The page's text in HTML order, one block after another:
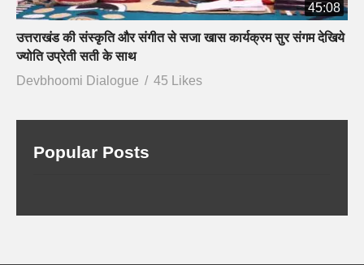
45:08
उत्तराखंड की संस्कृति और संगीत से सजा खास कार्यक्रम सुर संगम देखिये
ज्योति उप्रेती सती के साथ
Devbhoomi Dialogue
45 Likes
Popular Posts